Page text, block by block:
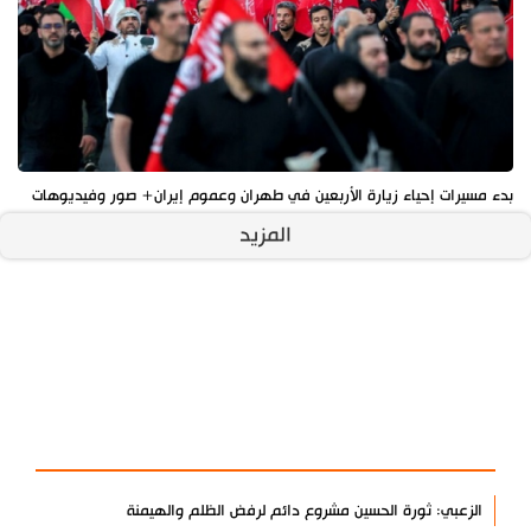
بدء مسيرات إحياء زيارة الأربعين في طهران وعموم إيران+ صور وفيديوهات
المزيد
الزعبي: ثورة الحسين مشروع دائم لرفض الظلم والهيمنة